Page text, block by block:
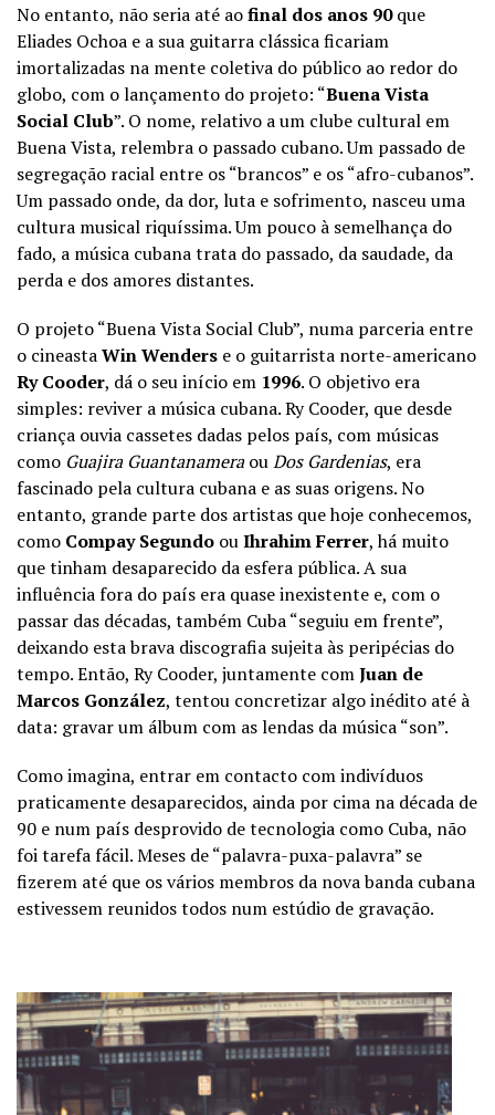
No entanto, não seria até aofinal dos anos 90que
Eliades Ochoa e a sua guitarra clássica ficariam
imortalizadas na mente coletiva do público ao redor do
globo, com o lançamento do projeto: “Buena Vista
Social Club”. O nome, relativo a um clube cultural em
Buena Vista, relembra o passado cubano. Um passado de
segregação racial entre os “brancos” e os “afro-cubanos”.
Um passado onde, da dor, luta e sofrimento, nasceu uma
cultura musical riquíssima. Um pouco à semelhança do
fado, a música cubana trata do passado, da saudade, da
perda e dos amores distantes.
O projeto “Buena Vista Social Club”, numa parceria entre
o cineastaWin Wenders e o guitarrista norte-americano
Ry Cooder, dá o seu início em 1996. O objetivo era
simples: reviver a música cubana. Ry Cooder, que desde
criança ouvia cassetes dadas pelos país, com músicas
como Guajira GuantanameraouDos Gardenias, era
fascinado pela cultura cubana e as suas origens. No
entanto, grande parte dos artistas que hoje conhecemos,
como Compay Segundo ouIhrahim Ferrer, há muito
que tinham desaparecido da esfera pública. A sua
influência fora do país era quase inexistente e, com o
passar das décadas, também Cuba “seguiu em frente”,
deixando esta brava discografia sujeita às peripécias do
tempo. Então, Ry Cooder, juntamente comJuan de
Marcos González, tentou concretizar algo inédito até à
data: gravar um álbum com as lendas da música “son”.
Como imagina, entrar em contacto com indivíduos
praticamente desaparecidos, ainda por cima na década de
90 e num país desprovido de tecnologia como Cuba, não
foi tarefa fácil. Meses de “palavra-puxa-palavra” se
fizerem até que os vários membros da nova banda cubana
estivessem reunidos todos num estúdio de gravação.